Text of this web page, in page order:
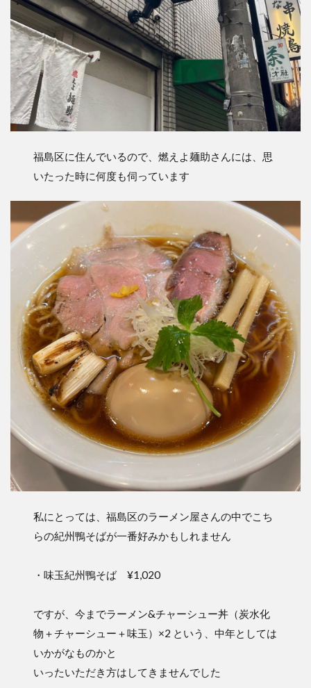
福島区に住んでいるので、燃えよ麺助さんには、思
いたった時に何度も伺っています
私にとっては、福島区のラーメン屋さんの中でこち
らの紀州鴨そばが一番好みかもしれません
・味玉紀州鴨そば ¥1,020
ですが、今までラーメン&チャーシュー丼（炭水化
物＋チャーシュー＋味玉）×2 という、中年としては
いかがなものかと
いったいただき方はしてきませんでした